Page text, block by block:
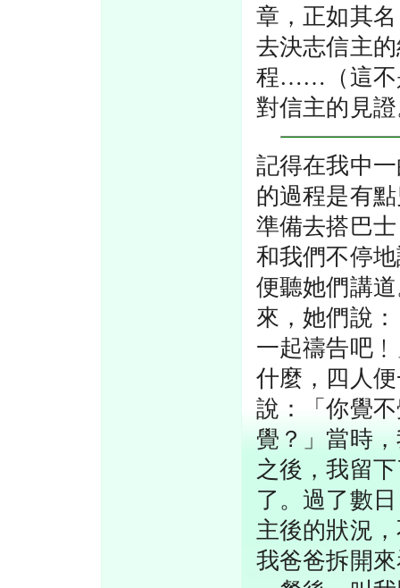
章，正如其
去決志信主
程……（這不
對信主的見
記得在我中
的過程是有
準備去搭巴
和我們不停
便聽她們講
來，她們說
一起禱告吧
什麼，四人
說：「你覺
覺？」當時
之後，我留
了。過了數
主後的狀況
我爸爸拆開